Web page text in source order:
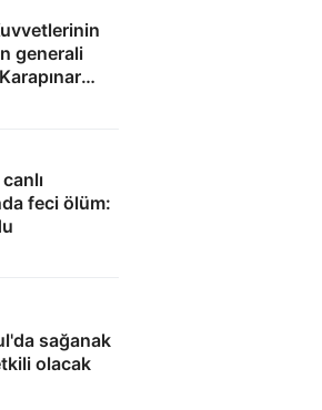
generali
feci ölüm:
sağanak
olacak